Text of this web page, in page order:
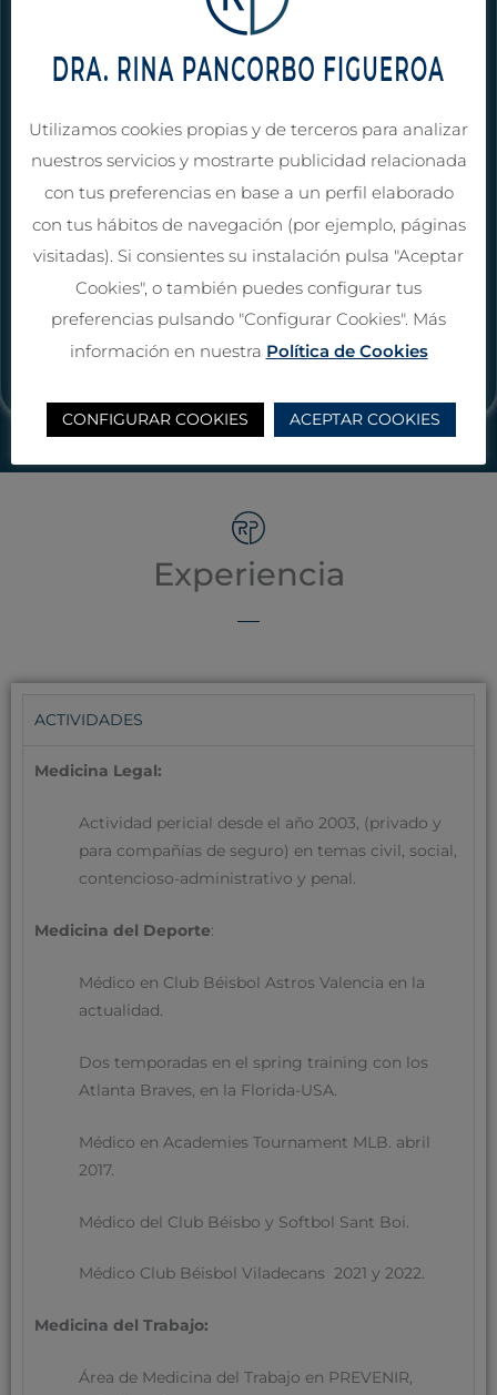
Universidad de Barcelona
Madrid.
de Barcelona.
Máster en Urgencias y Patología Aguda en Pediatría por
la Universidad Autónoma de Madrid.
Máster en Valoración de Daño Corporal y Peritaje Médico,
Superior de PrevenciónEspecialista en Ergonomía y
Psicosociología Aplicada, por el Instituto Europeo de
Salud y Bienestar Social.
Experiencia
ACTIVIDADES
Medicina Legal:
Actividad pericial desde el año 2003, (privado y
para compañías de seguro) en temas civil, social,
contencioso-administrativo y penal.
Medicina del Deporte:
Médico en Club Béisbol Astros Valencia en la
actualidad.
Dos temporadas en el spring training con los
Atlanta Braves, en la Florida-USA.
Médico en Academies Tournament MLB. abril
2017.
Médico del Club Béisbo y Softbol Sant Boi.
Médico Club Béisbol Viladecans 2021 y 2022.
Medicina del Trabajo:
Área de Medicina del Trabajo en PREVENIR,
Utilizamos cookies propias y de terceros para analizar
nuestros servicios y mostrarte publicidad relacionada
con tus preferencias en base a un perfil elaborado
con tus hábitos de navegación (por ejemplo, páginas
visitadas). Si consientes su instalación pulsa "Aceptar
Cookies", o también puedes configurar tus
preferencias pulsando "Configurar Cookies". Más
información en nuestra Política de Cookies
CONFIGURAR COOKIES ACEPTAR COOKIES